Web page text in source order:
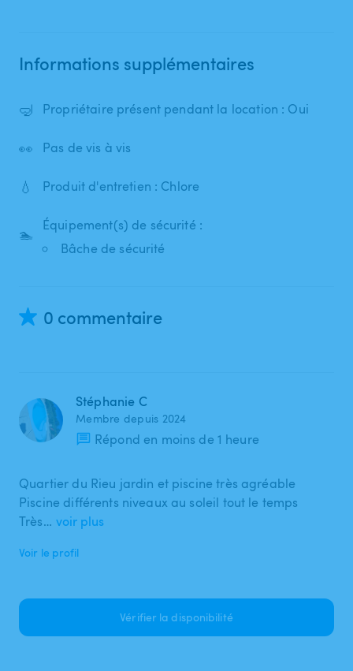
Informations supplémentaires
🤿 Propriétaire présent pendant la location : Oui
👀 Pas de vis à vis
💧 Produit d'entretien : Chlore
🏊
Équipement(s) de sécurité :
Bâche de sécurité
0 commentaire
Stéphanie C
Membre depuis 2024
Répond en moins de 1 heure
Quartier du Rieu jardin et piscine très agréable
Piscine différents niveaux au soleil tout le temps
Très… voir plus
Voir le profil
Vérifier la disponibilité